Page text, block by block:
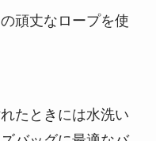
頑丈なロープを使
たときには水洗い